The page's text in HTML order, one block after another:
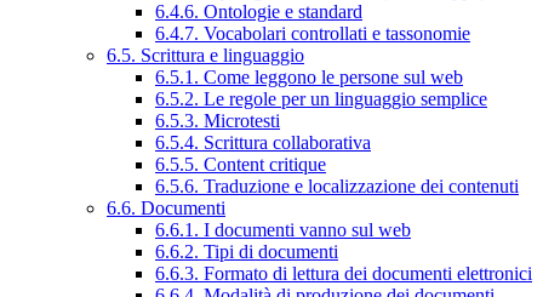
6.4.6. Ontologie e standard
6.4.7. Vocabolari controllati e tassonomie
6.5. Scrittura e linguaggio
6.5.1. Come leggono le persone sul web
6.5.2. Le regole per un linguaggio semplice
6.5.3. Microtesti
6.5.4. Scrittura collaborativa
6.5.5. Content critique
6.5.6. Traduzione e localizzazione dei contenuti
6.6. Documenti
6.6.1. I documenti vanno sul web
6.6.2. Tipi di documenti
6.6.3. Formato di lettura dei documenti elettronici